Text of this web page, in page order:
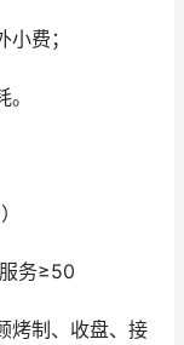
费；
务≥50
烤制、收盘、接